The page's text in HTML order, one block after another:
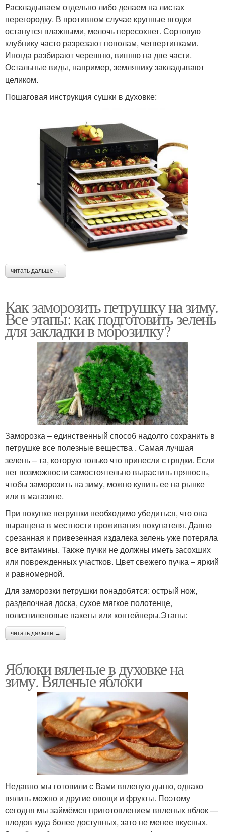
Раскладываем отдельно либо делаем на листах
перегородку. В противном случае крупные ягодки
останутся влажными, мелочь пересохнет. Сортовую
клубнику часто разрезают пополам, четвертинками.
Иногда разбирают черешню, вишню на две части.
Остальные виды, например, землянику закладывают
целиком.
Пошаговая инструкция сушки в духовке:
читать дальше →
Как заморозить петрушку на зиму.
Все этапы: как подготовить зелень
для закладки в морозилку?
Заморозка – единственный способ надолго сохранить в
петрушке все полезные вещества . Самая лучшая
зелень – та, которую только что принесли с грядки. Если
нет возможности самостоятельно вырастить пряность,
чтобы заморозить на зиму, можно купить ее на рынке
или в магазине.
При покупке петрушки необходимо убедиться, что она
выращена в местности проживания покупателя. Давно
срезанная и привезенная издалека зелень уже потеряла
все витамины. Также пучки не должны иметь засохших
или поврежденных участков. Цвет свежего пучка – яркий
и равномерной.
Для заморозки петрушки понадобятся: острый нож,
разделочная доска, сухое мягкое полотенце,
полиэтиленовые пакеты или контейнеры.Этапы:
читать дальше →
Яблоки вяленые в духовке на
зиму. Вяленые яблоки
Недавно мы готовили с Вами вяленую дыню, однако
вялить можно и другие овощи и фрукты. Поэтому
сегодня мы займёмся приготовлением вяленых яблок —
плодов куда более доступных, зато не менее вкусных.